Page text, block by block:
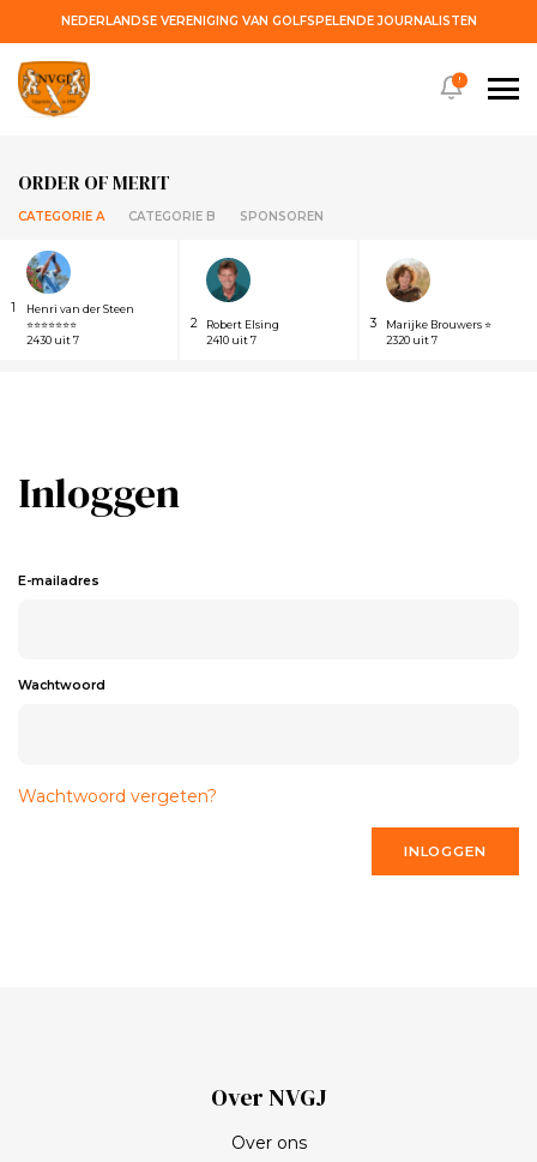
NEDERLANDSE VERENIGING VAN GOLFSPELENDE JOURNALISTEN
ORDER OF MERIT
CATEGORIE A CATEGORIE B SPONSOREN
1
Henri van der Steen
⭐⭐⭐⭐⭐⭐⭐
2430 uit 7
2
Robert Elsing
2410 uit 7
3
Marijke Brouwers ⭐
2320 uit 7
!
Inloggen
E-mailadres
Wachtwoord
Wachtwoord vergeten?
INLOGGEN
Over NVGJ
Over ons